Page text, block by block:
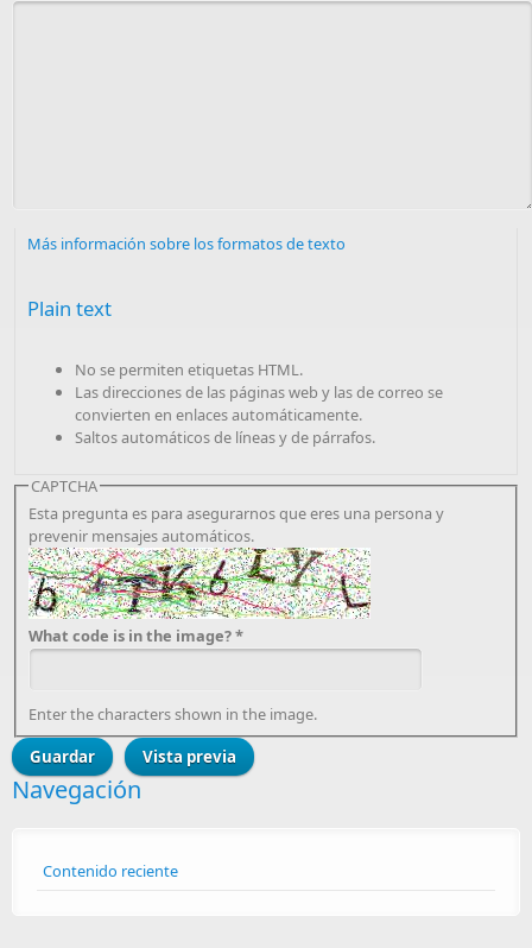
Más información sobre los formatos de texto
Plain text
No se permiten etiquetas HTML.
Las direcciones de las páginas web y las de correo se
convierten en enlaces automáticamente.
Saltos automáticos de líneas y de párrafos.
CAPTCHA
Esta pregunta es para asegurarnos que eres una persona y
prevenir mensajes automáticos.
What code is in the image?*
Enter the characters shown in the image.
Navegación
Contenido reciente